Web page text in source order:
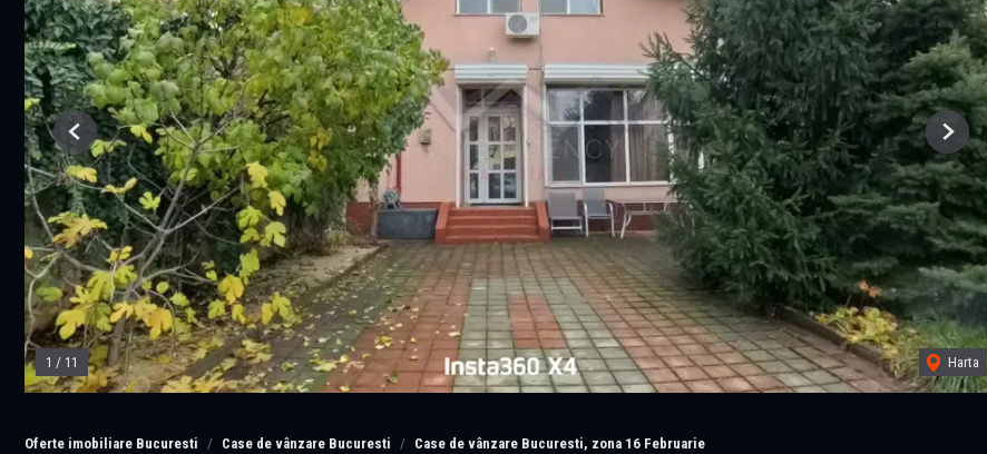
1 / 11 Harta
Previous Next
Oferte imobiliare Bucuresti Case de vânzare Bucuresti Case de vânzare Bucuresti, zona 16 Februarie